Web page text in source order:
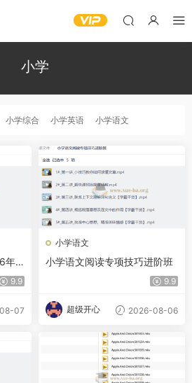
小学
小学综合 小学英语 小学语文
年
9.9
07
小学语文
小学语文阅读专项技巧进阶班
9.9
超级开心 2026-08-06